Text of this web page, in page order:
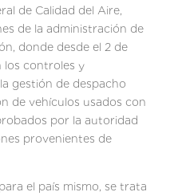
de Calidad del Aire,
de la administración de
donde desde el 2 de
los controles y
gestión de despacho
de vehículos usados con
por la autoridad
provenientes de
el país mismo, se trata